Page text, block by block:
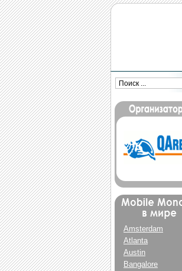
Amsterdam
Atlanta
Austin
Bangalore